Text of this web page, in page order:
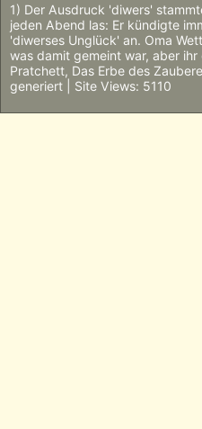
1) Der Ausdruck 'diwers'
jeden Abend las: Er kündigte
'diwerses Unglück' an. Oma
was damit gemeint war, aber
Pratchett, Das Erbe des
generiert | Site Views: 5110